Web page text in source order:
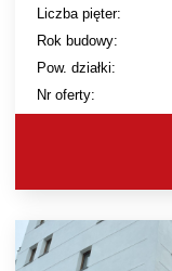
Liczba pięter:
Rok budowy:
Pow. działki:
Nr oferty: